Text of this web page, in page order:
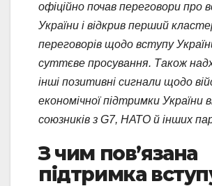
офіційно почав переговори про
України і відкрив перший
переговорів щодо вступу
суттєве просування. Також
інші позитивні сигнали щодо
економічної підтримки України
союзників з G7, НАТО й інших
З чим пов’язана
підтримка